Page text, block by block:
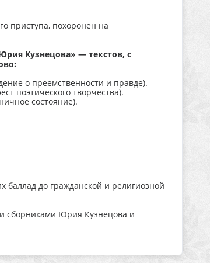
приступа, похоронен на
Кузнецова» — текстов, с
о преемственности и правде).
поэтического творчества).
состояние).
баллад до гражданской и религиозной
сборниками Юрия Кузнецова и